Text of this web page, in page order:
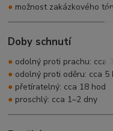
● možnost zakázkového
Doby schnutí
● odolný proti prachu: cca 3
● odolný proti oděru: cca 5
● přetíratelný: cca 18 hod
● proschlý: cca 1–2 dny